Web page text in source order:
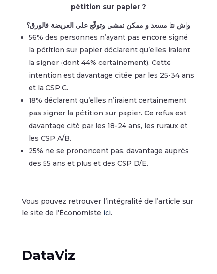
pétition sur papier ?
واش نتا مسعد و ممكن تمشي وتوقّع على العريضة فالورق؟
56% des personnes n’ayant pas encore signé
la pétition sur papier déclarent qu’elles iraient
la signer (dont 44% certainement). Cette
intention est davantage citée par les 25-34 ans
et la CSP C.
18% déclarent qu’elles n’iraient certainement
pas signer la pétition sur papier. Ce refus est
davantage cité par les 18-24 ans, les ruraux et
les CSP A/B.
25% ne se prononcent pas, davantage auprès
des 55 ans et plus et des CSP D/E.
Vous pouvez retrouver l’intégralité de l’article sur
le site de l’Économiste ici.
DataViz